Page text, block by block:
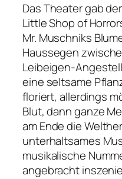
Das Theater gab
Little Shop of
Mr. Muschniks
Haussegen
Leibeigen-
eine seltsame
floriert, allerdings
Blut, dann ganze
am Ende die
unterhaltsames
musikalische
angebracht